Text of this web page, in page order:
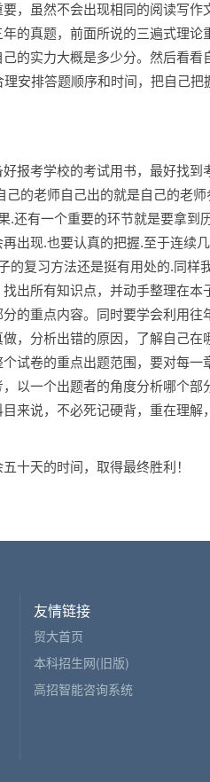
，虽然不会出现相同的阅读写作
的真题，前面所说的三遍式理论
的实力大概是多少分。然后看看
安排答题顺序和时间，把自己把
报考学校的考试用书，最好找到
的老师自己出的就是自己的老
.还有一个重要的环节就是要拿到
出现.也要认真的把握.至于连续
复习方法还是挺有用处的.同样
出所有知识点，并动手整理在本
的重点内容。同时要学会利用往
，分析出错的原因，了解自己在
试卷的重点出题范围，要对每一
以一个出题者的角度分析哪个部
来说，不必死记硬背，重在理解
十天的时间，取得最终胜利！
友情链接
贸大首页
本科招生网(旧版)
高招智能咨询系统